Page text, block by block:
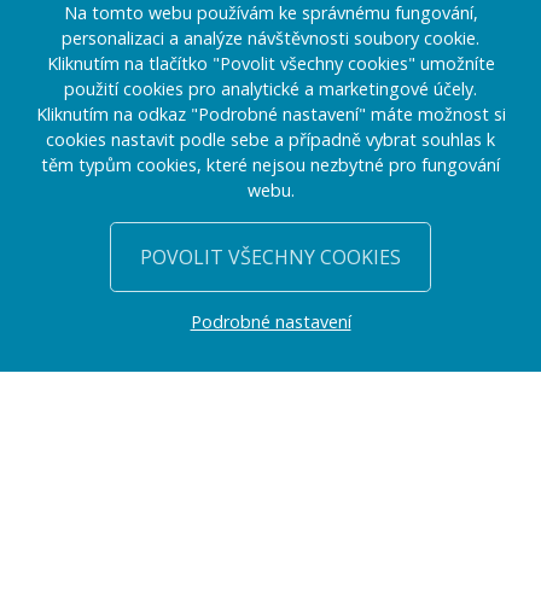
CHCETE PŘESVĚDČIT?
Na tomto webu používám ke správnému fungování,
personalizaci a analýze návštěvnosti soubory cookie.
Kliknutím na tlačítko "Povolit všechny cookies" umožníte
použití cookies pro analytické a marketingové účely.
Kliknutím na odkaz "Podrobné nastavení" máte možnost si
cookies nastavit podle sebe a případně vybrat souhlas k
těm typům cookies, které nejsou nezbytné pro fungování
webu.
POVOLIT VŠECHNY COOKIES
Podrobné nastavení